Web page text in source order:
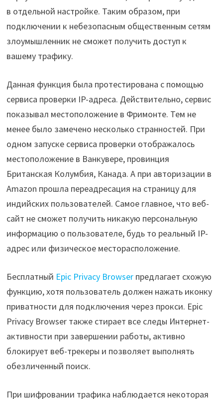
в отдельной настройке. Таким образом, при
подключении к небезопасным общественным сетям
злоумышленник не сможет получить доступ к
вашему трафику.
Данная функция была протестирована с помощью
сервиса проверки IP-адреса. Действительно, сервис
показывал местоположение в Фримонте. Тем не
менее было замечено несколько странностей. При
одном запуске сервиса проверки отображалось
местоположение в Ванкувере, провинция
Британская Колумбия, Канада. А при авторизации в
Amazon прошла переадресация на страницу для
индийских пользователей. Самое главное, что веб-
сайт не сможет получить никакую персональную
информацию о пользователе, будь то реальный IP-
адрес или физическое месторасположение.
Бесплатный Epic Privacy Browserпредлагает схожую
функцию, хотя пользователь должен нажать иконку
приватности для подключения через прокси. Epic
Privacy Browser также стирает все следы Интернет-
активности при завершении работы, активно
блокирует веб-трекеры и позволяет выполнять
обезличенный поиск.
При шифровании трафика наблюдается некоторая